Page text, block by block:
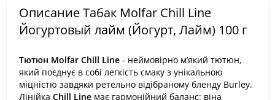
Описание Табак Molfar Chill Line
Йогуртовый лайм (Йогурт, Лайм) 100 г
Тютюн Molfar Chill Line - неймовірно м’який тютюн,
який поєднує в собі легкість смаку з унікальною
міцністю завдяки ретельно відібраному бленду Burley.
Лінійка Chill Line має гармонійний баланс: віна